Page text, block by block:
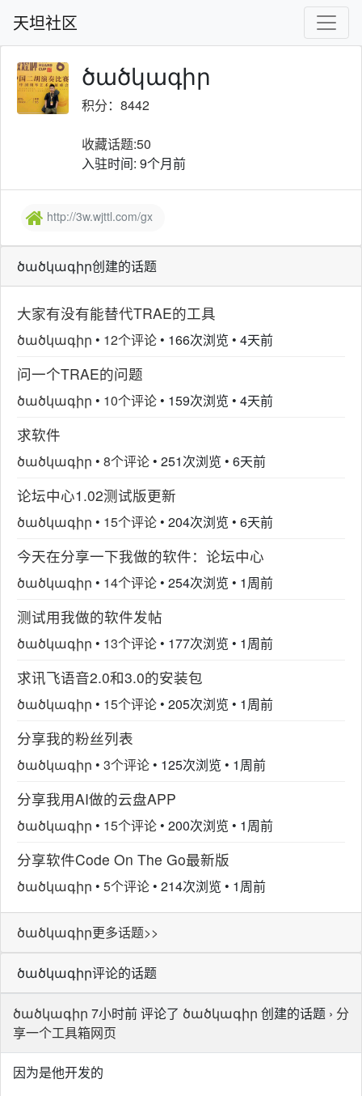
天坦社区
ծածկագիր
积分：8442
收藏话题:50
入驻时间: 9个月前
http://3w.wjttl.com/gx
ծածկագիր创建的话题
大家有没有能替代TRAE的工具
ծածկագիր • 12个评论 • 166次浏览 • 4天前
问一个TRAE的问题
ծածկագիր • 10个评论 • 159次浏览 • 4天前
求软件
ծածկագիր • 8个评论 • 251次浏览 • 6天前
论坛中心1.02测试版更新
ծածկագիր • 15个评论 • 204次浏览 • 6天前
今天在分享一下我做的软件：论坛中心
ծածկագիր • 14个评论 • 254次浏览 • 1周前
测试用我做的软件发帖
ծածկագիր • 13个评论 • 177次浏览 • 1周前
求讯飞语音2.0和3.0的安装包
ծածկագիր • 15个评论 • 205次浏览 • 1周前
分享我的粉丝列表
ծածկագիր • 3个评论 • 125次浏览 • 1周前
分享我用AI做的云盘APP
ծածկագիր • 15个评论 • 200次浏览 • 1周前
分享软件Code On The Go最新版
ծածկագիր • 5个评论 • 214次浏览 • 1周前
ծածկագիր更多话题>>
ծածկագիր评论的话题
ծածկագիր 7小时前 评论了 ծածկագիր 创建的话题 › 分
享一个工具箱网页
因为是他开发的